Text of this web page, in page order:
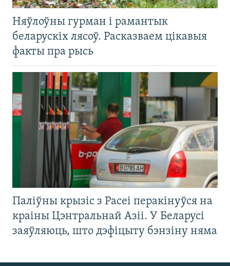
Няўлоўны гурман і рамантык
беларускіх лясоў. Расказваем цікавыя
факты пра рысь
Паліўны крызіс з Расеі перакінуўся на
краіны Цэнтральнай Азіі. У Беларусі
заяўляюць, што дэфіцыту бэнзіну няма